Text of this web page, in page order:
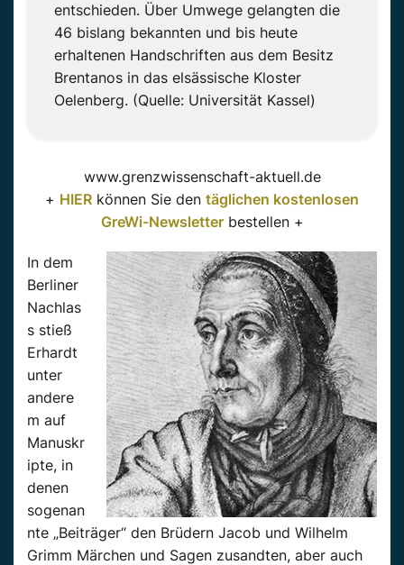
entschieden. Über Umwege gelangten die
46 bislang bekannten und bis heute
erhaltenen Handschriften aus dem Besitz
Brentanos in das elsässische Kloster
Oelenberg. (Quelle: Universität Kassel)
www.grenzwissenschaft-aktuell.de
+ HIER können Sie den täglichen kostenlosen
GreWi-Newsletterbestellen +
In dem
Berliner
Nachlas
s stieß
Erhardt
unter
andere
m auf
Manuskr
ipte, in
denen
sogenan
nte „Beiträger“ den Brüdern Jacob und Wilhelm
Grimm Märchen und Sagen zusandten, aber auch